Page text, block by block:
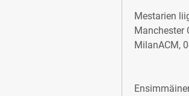
Mestarien
Manchester
MilanACM,